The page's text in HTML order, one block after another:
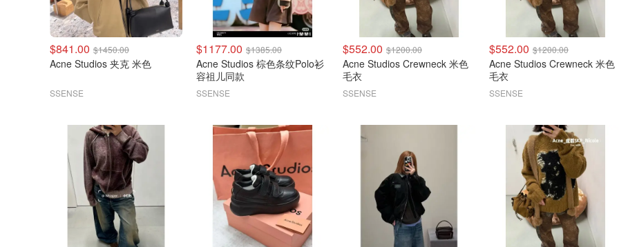
$841.00 $1450.00
Acne Studios 夹克 米色
SSENSE
$1177.00 $1385.00
Acne Studios 棕色条纹Polo衫
容祖儿同款
SSENSE
$552.00 $1200.00
Acne Studios Crewneck 米色
毛衣
SSENSE
$552.00 $1200.00
Acne Studios Crewneck 米色
毛衣
SSENSE